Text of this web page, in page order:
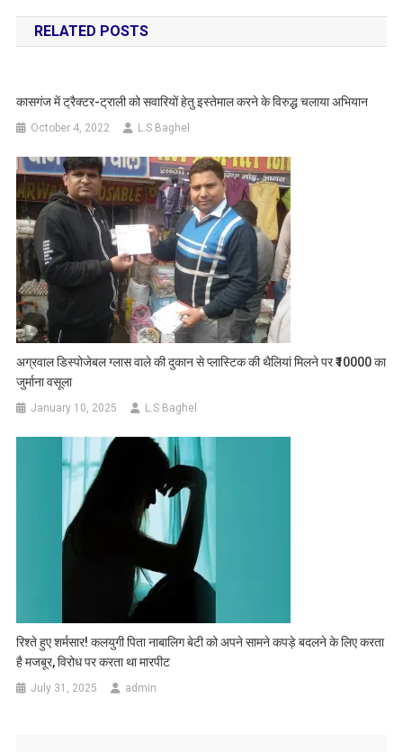
navigation
RELATED POSTS
कासगंज में ट्रैक्टर-ट्राली को सवारियों हेतु इस्तेमाल करने के विरुद्ध चलाया अभियान
October 4, 2022 L.S Baghel
अग्रवाल डिस्पोजेबल ग्लास वाले की दुकान से प्लास्टिक की थैलियां मिलने पर ₹10000 का
जुर्माना वसूला
January 10, 2025 L.S Baghel
रिश्ते हुए शर्मसार! कलयुगी पिता नाबालिग बेटी को अपने सामने कपड़े बदलने के लिए करता
है मजबूर, विरोध पर करता था मारपीट
July 31, 2025 admin